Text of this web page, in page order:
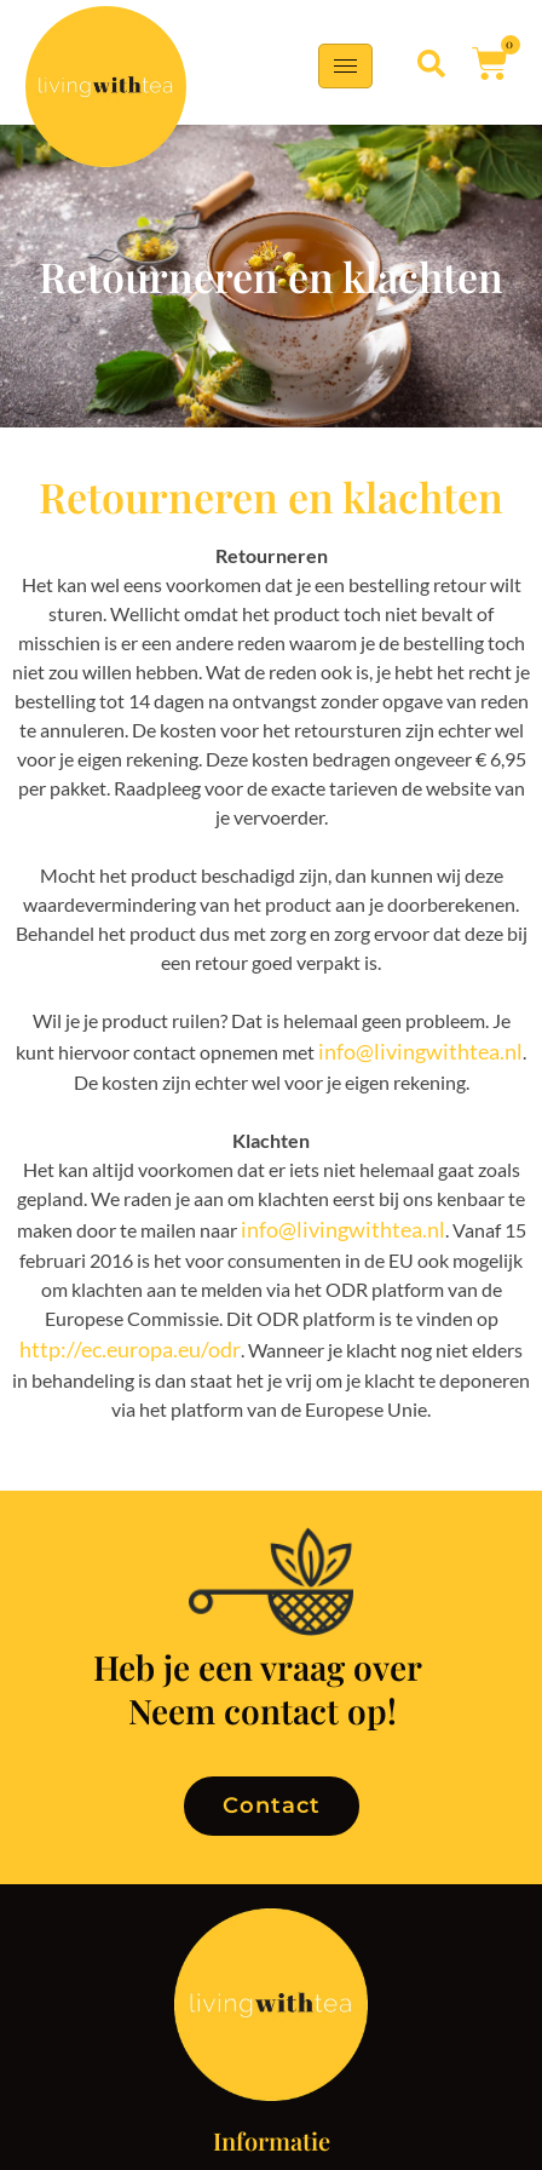
0
Retourneren en klachten
Retourneren en klachten
Retourneren
Het kan wel eens voorkomen dat je een bestelling retour wilt
sturen. Wellicht omdat het product toch niet bevalt of
misschien is er een andere reden waarom je de bestelling toch
niet zou willen hebben. Wat de reden ook is, je hebt het recht je
bestelling tot 14 dagen na ontvangst zonder opgave van reden
te annuleren. De kosten voor het retoursturen zijn echter wel
voor je eigen rekening. Deze kosten bedragen ongeveer € 6,95
per pakket. Raadpleeg voor de exacte tarieven de website van
je vervoerder.
Mocht het product beschadigd zijn, dan kunnen wij deze
waardevermindering van het product aan je doorberekenen.
Behandel het product dus met zorg en zorg ervoor dat deze bij
een retour goed verpakt is.
Wil je je product ruilen? Dat is helemaal geen probleem. Je
kunt hiervoor contact opnemen met info@livingwithtea.nl.
De kosten zijn echter wel voor je eigen rekening.
Klachten
Het kan altijd voorkomen dat er iets niet helemaal gaat zoals
gepland. We raden je aan om klachten eerst bij ons kenbaar te
maken door te mailen naar info@livingwithtea.nl. Vanaf 15
februari 2016 is het voor consumenten in de EU ook mogelijk
om klachten aan te melden via het ODR platform van de
Europese Commissie. Dit ODR platform is te vinden op
http://ec.europa.eu/odr. Wanneer je klacht nog niet elders
in behandeling is dan staat het je vrij om je klacht te deponeren
via het platform van de Europese Unie.
Heb je een vraag over
Neem contact op!
Contact
Informatie